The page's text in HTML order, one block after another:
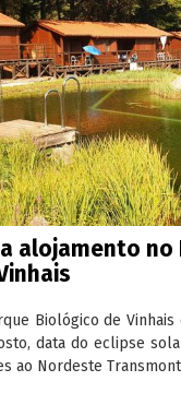
alojamento no
Biológico de
data do eclipse
ao Nordeste